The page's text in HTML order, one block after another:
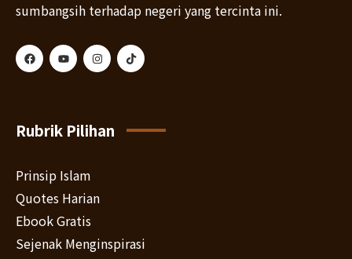
sumbangsih terhadap negeri yang tercinta ini.
Rubrik Pilihan
Prinsip Islam
Quotes Harian
Ebook Gratis
Sejenak Menginspirasi